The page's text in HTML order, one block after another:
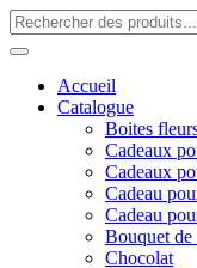
Accueil
Catalogue
Boites
Cadeaux
Cadeaux
Cadeau
Cadeau
Bouquet de
Chocolat